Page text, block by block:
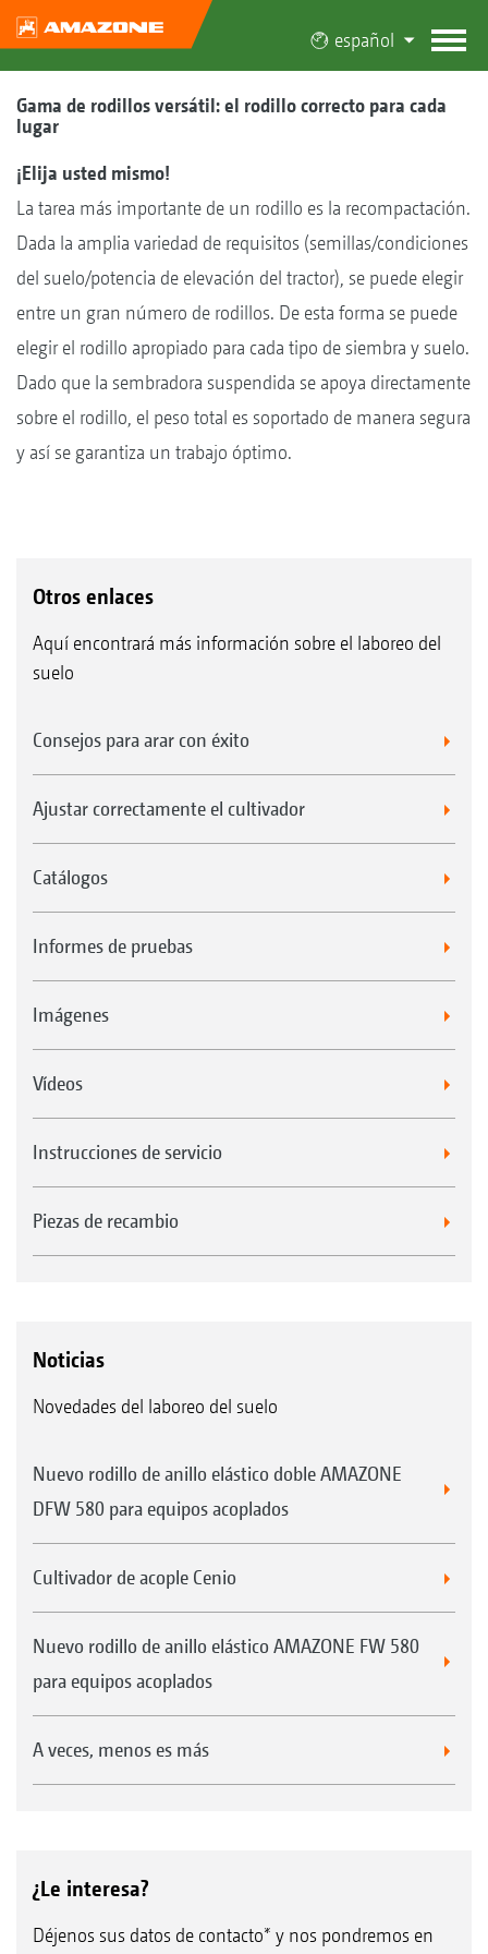
español
Gama de rodillos versátil: el rodillo correcto para cada
lugar
¡Elija usted mismo!
La tarea más importante de un rodillo es la recompactación.
Dada la amplia variedad de requisitos (semillas/condiciones
del suelo/potencia de elevación del tractor), se puede elegir
entre un gran número de rodillos. De esta forma se puede
elegir el rodillo apropiado para cada tipo de siembra y suelo.
Dado que la sembradora suspendida se apoya directamente
sobre el rodillo, el peso total es soportado de manera segura
y así se garantiza un trabajo óptimo.
Otros enlaces
Aquí encontrará más información sobre el laboreo del
suelo
Consejos para arar con éxito
Ajustar correctamente el cultivador
Catálogos
Informes de pruebas
Imágenes
Vídeos
Instrucciones de servicio
Piezas de recambio
Noticias
Novedades del laboreo del suelo
Nuevo rodillo de anillo elástico doble AMAZONE
DFW 580 para equipos acoplados
Cultivador de acople Cenio
Nuevo rodillo de anillo elástico AMAZONE FW 580
para equipos acoplados
A veces, menos es más
¿Le interesa?
Déjenos sus datos de contacto* y nos pondremos en